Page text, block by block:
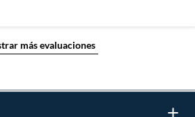
más evaluaciones